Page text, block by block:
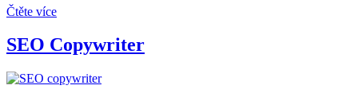
Čtěte více
SEO Copywriter